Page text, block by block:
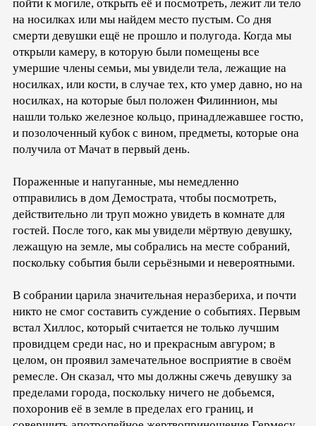
пойти к могиле, открыть её и посмотреть, лежит ли тело
на носилках или мы найдем место пустым. Со дня
смерти девушки ещё не прошло и полугода. Когда мы
открыли камеру, в которую были помещены все
умершие члены семьи, мы увидели тела, лежащие на
носилках, или кости, в случае тех, кто умер давно, но на
носилках, на которые был положен Филиннион, мы
нашли только железное кольцо, принадлежавшее гостю,
и позолоченный кубок с вином, предметы, которые она
получила от Мачат в первый день.
Пораженные и напуганные, мы немедленно
отправились в дом Демострата, чтобы посмотреть,
действительно ли труп можно увидеть в комнате для
гостей. После того, как мы увидели мёртвую девушку,
лежащую на земле, мы собрались на месте собраний,
поскольку события были серьёзными и невероятными.
В собрании царила значительная неразбериха, и почти
никто не смог составить суждение о событиях. Первым
встал Хиллос, который считается не только лучшим
провидцем среди нас, но и прекрасным авгуром; в
целом, он проявил замечательное восприятие в своём
ремесле. Он сказал, что мы должны сжечь девушку за
пределами города, поскольку ничего не добьемся,
похоронив её в земле в пределах его границ, и